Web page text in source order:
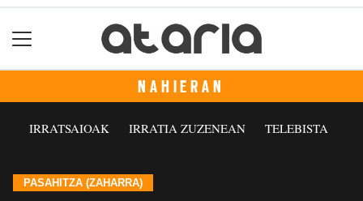
NAHIERAN
IRRATSAIOAK IRRATIA ZUZENEAN TELEBISTA
PASAHITZA (ZAHARRA)